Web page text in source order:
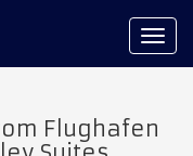
Flughafen